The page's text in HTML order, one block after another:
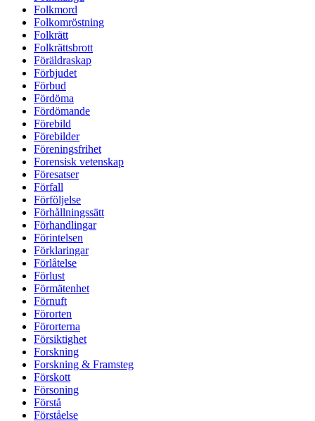
Folkmord
Folkomröstning
Folkrätt
Folkrättsbrott
Föräldraskap
Förbjudet
Förbud
Fördöma
Fördömande
Förebild
Förebilder
Föreningsfrihet
Forensisk vetenskap
Föresatser
Förfall
Förföljelse
Förhållningssätt
Förhandlingar
Förintelsen
Förklaringar
Förlåtelse
Förlust
Förmätenhet
Förnuft
Förorten
Förorterna
Försiktighet
Forskning
Forskning & Framsteg
Förskott
Försoning
Förstå
Förståelse